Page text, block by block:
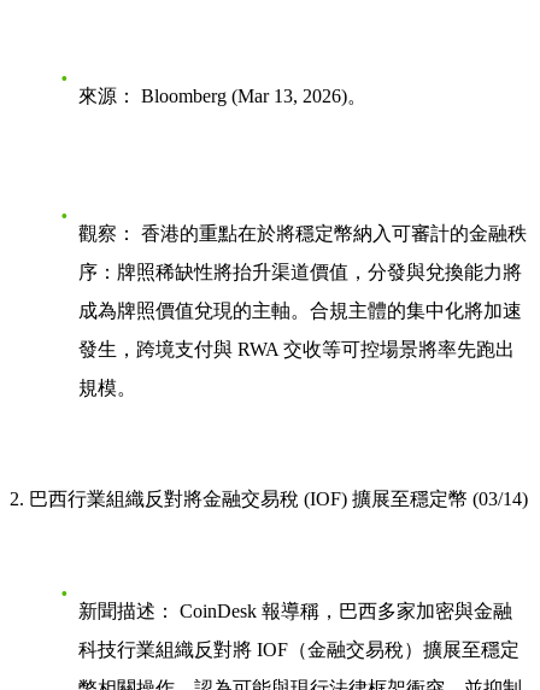
來源： Bloomberg (Mar 13, 2026)。
觀察：
香港的重點在於將穩定幣納入可審計的金融秩
序：牌照稀缺性將抬升渠道價值，分發與兌換能力將
成為牌照價值兌現的主軸。合規主體的集中化將加速
發生，跨境支付與 RWA 交收等可控場景將率先跑出
規模。
2. 巴西行業組織反對將金融交易稅 (IOF) 擴展至穩定幣 (03/14)
新聞描述：
CoinDesk 報導稱，巴西多家加密與金融
科技行業組織反對將 IOF（金融交易稅）擴展至穩定